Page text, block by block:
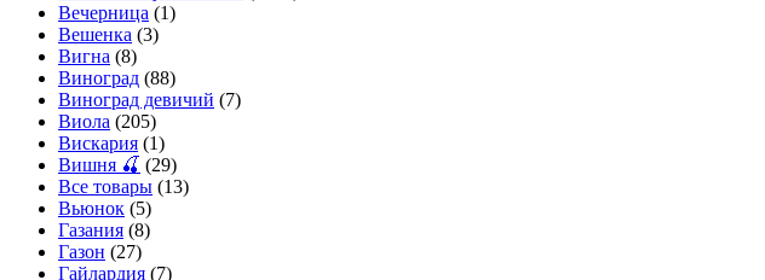
Вечерница (1)
Вешенка (3)
Вигна (8)
Виноград (88)
Виноград девичий (7)
Виола (205)
Вискария (1)
Вишня 🍒 (29)
Все товары (13)
Вьюнок (5)
Газания (8)
Газон (27)
Гайлардия (7)